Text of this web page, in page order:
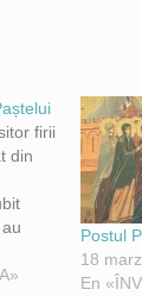
firii
din
Postul
18
En